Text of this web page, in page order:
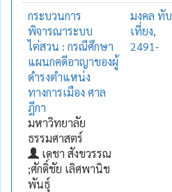
กระบวนการ
พิจารณาระบบ
ไต่สวน : กรณีศึกษา
แผนกคดีอาญาของผู้
ดำรงตำแหน่ง
ทางการเมือง ศาล
ฎีกา
มหาวิทยาลัย
ธรรมศาสตร์
เดชา สังขวรรณ
;ศักดิ์ชัย เลิศพานิช
พันธุ์
มงคล ทับ
เที่ยง,
2491-